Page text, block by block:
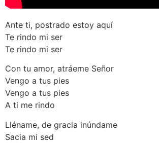
Ante ti, postrado estoy aquí
Te rindo mi ser
Te rindo mi ser
Con tu amor, atráeme Señor
Vengo a tus pies
Vengo a tus pies
A ti me rindo
Lléname, de gracia inúndame
Sacia mi sed